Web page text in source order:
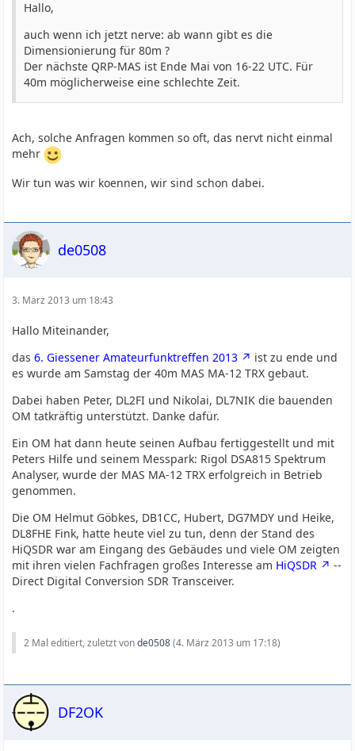
Hallo,
auch wenn ich jetzt nerve: ab wann gibt es die
Dimensionierung für 80m ?
Der nächste QRP-MAS ist Ende Mai von 16-22 UTC. Für
40m möglicherweise eine schlechte Zeit.
Ach, solche Anfragen kommen so oft, das nervt nicht einmal
mehr
Wir tun was wir koennen, wir sind schon dabei.
de0508
3. März 2013 um 18:43
Hallo Miteinander,
das6. Giessener Amateurfunktreffen 2013
ist zu ende und
es wurde am Samstag der 40m MAS MA-12 TRX gebaut.
Dabei haben Peter, DL2FI und Nikolai, DL7NIK die bauenden
OM tatkräftig unterstützt. Danke dafür.
Ein OM hat dann heute seinen Aufbau fertiggestellt und mit
Peters Hilfe und seinem Messpark: Rigol DSA815 Spektrum
Analyser, wurde der MAS MA-12 TRX erfolgreich in Betrieb
genommen.
Die OM Helmut Göbkes, DB1CC, Hubert, DG7MDY und Heike,
DL8FHE Fink, hatte heute viel zu tun, denn der Stand des
HiQSDR war am Eingang des Gebäudes und viele OM zeigten
mit ihren vielen Fachfragen großes Interesse am HiQSDR
--
Direct Digital Conversion SDR Transceiver.
.
2 Mal editiert, zuletzt vonde0508(4. März 2013 um 17:18)
DF2OK